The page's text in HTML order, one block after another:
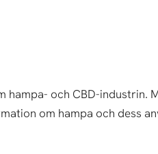
hampa- och CBD-
om hampa och dess